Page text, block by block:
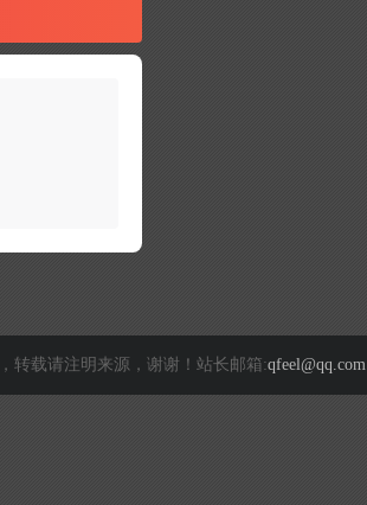
转载请注明来源，谢谢！站长邮箱:qfeel@qq.com